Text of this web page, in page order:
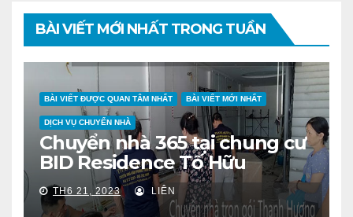
BÀI VIẾT MỚI NHẤT TRONG TUẦN
BÀI VIẾT ĐƯỢC QUAN TÂM NHẤT BÀI VIẾT MỚI NHẤT
DỊCH VỤ CHUYỂN NHÀ
Chuyển nhà 365 tại chung cư
BID Residence Tố Hữu
TH6 21, 2023 LIÊN